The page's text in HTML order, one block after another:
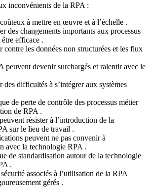
inconvénients de la RPA :
à mettre en œuvre et à l’échelle .
des changements importants aux processus
efficace .
contre les données non structurées et les flux
peuvent devenir surchargés et ralentir avec le
des difficultés à s’intégrer aux systèmes
de perte de contrôle des processus métier
de RPA .
résister à l’introduction de la
sur le lieu de travail .
peuvent ne pas convenir à
avec la technologie RPA .
de standardisation autour de la technologie
.
associés à l’utilisation de la RPA
gérés .